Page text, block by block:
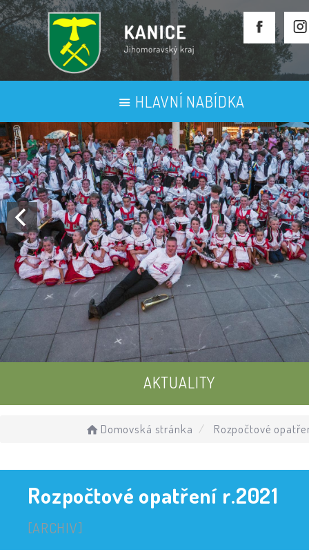
HLAVNÍ NABÍDKA
AKTUALITY
UDÁLOSTI
ÚŘEDNÍ DESKA
Domovská stránka Rozpočtové
Rozpočtové opatření r.2021
[ARCHIV]